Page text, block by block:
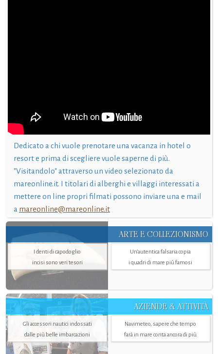
Dedicato a chi vuole prenotare una vacanza in hotel o
resort e prima di scegliere vuole saperne di più.
"Visitandolo" attraverso un video selezionato da
mareonline.it. I titolari di alberghi e villaggi interessati a
mettere on line propri filmati possono inviare una e mail
a mareonline@mareonline.it
ARTE E COLLEZIONISMO
I denti di capodoglio
incisi sono veri tesori
Un’autentica falsaria copia
i quadri di mare più famosi
AZIENDE & ATTIVITÀ
Gli accessori nautici indossati
dalle più belle imbarcazioni
Navimeteo, sapere che tempo
farà in mare conta ancora di più